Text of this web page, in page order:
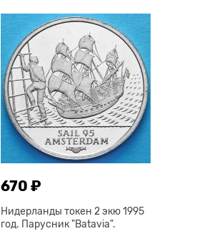
670 ₽
Нидерланды токен 2 экю 1995
год. Парусник "Batavia".